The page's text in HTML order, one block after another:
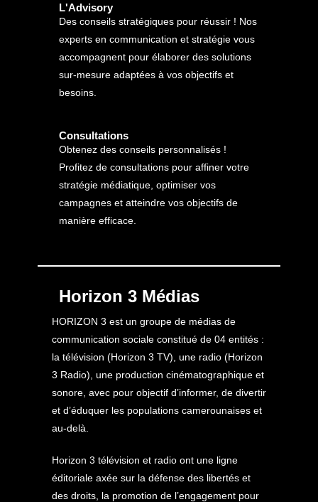
L'Advisory
Des conseils stratégiques pour réussir ! Nos
experts en communication et stratégie vous
accompagnent pour élaborer des solutions
sur-mesure adaptées à vos objectifs et
besoins.
Consultations
Obtenez des conseils personnalisés !
Profitez de consultations pour affiner votre
stratégie médiatique, optimiser vos
campagnes et atteindre vos objectifs de
manière efficace.
Horizon 3 Médias
HORIZON 3 est un groupe de médias de
communication sociale constitué de 04 entités :
la télévision (Horizon 3 TV), une radio (Horizon
3 Radio), une production cinématographique et
sonore, avec pour objectif d’informer, de divertir
et d’éduquer les populations camerounaises et
au-delà.
Horizon 3 télévision et radio ont une ligne
éditoriale axée sur la défense des libertés et
des droits, la promotion de l’engagement pour